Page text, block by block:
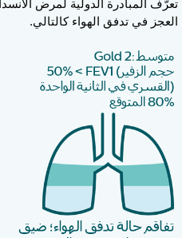
المبادرة الدولية لمرض
في تدفق الهواء كالتالي.